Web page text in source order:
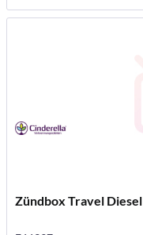
Zündbox Travel Diesel